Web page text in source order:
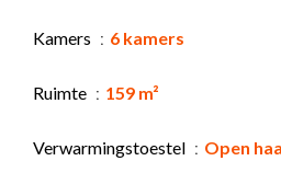
Kamers 6 kamers
Ruimte 159 m²
Verwarmingstoestel Open